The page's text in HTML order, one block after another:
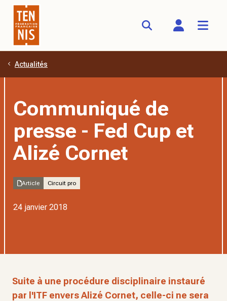
Aller au contenu principal
Actualités
Communiqué de
presse - Fed Cup et
Alizé Cornet
Article Circuit pro
24 janvier 2018
Suite à une procédure disciplinaire instauré
par l'ITF envers Alizé Cornet, celle-ci ne sera